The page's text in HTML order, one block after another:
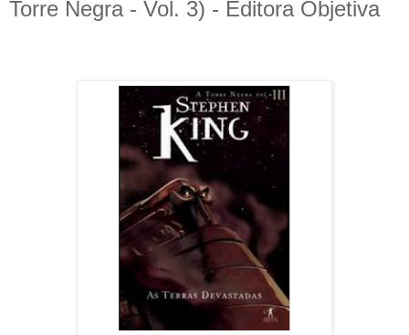
Torre Negra - Vol. 3) - Editora Objetiva